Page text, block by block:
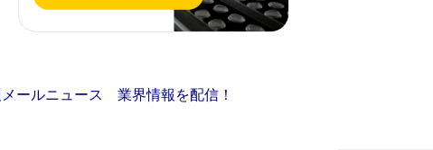
ールニュース 業界情報を配信！